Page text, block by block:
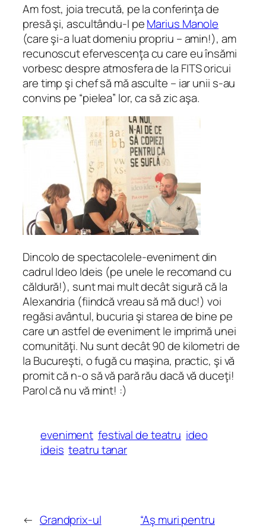
Am fost, joia trecută, pe la conferinţa de
presă şi, ascultându-l peMarius Manole
(care şi-a luat domeniu propriu – amin!), am
recunoscut efervescenţa cu care eu însămi
vorbesc despre atmosfera de la FITS oricui
are timp şi chef să mă asculte – iar unii s-au
convins pe “pielea” lor, ca să zic aşa.
Dincolo de spectacolele-eveniment din
cadrul Ideo Ideis (pe unele le recomand cu
căldură!), sunt mai mult decât sigură că la
Alexandria (fiindcă vreau să mă duc!) voi
regăsi avântul, bucuria şi starea de bine pe
care un astfel de eveniment le imprimă unei
comunităţi. Nu sunt decât 90 de kilometri de
la Bucureşti, o fugă cu maşina, practic, şi vă
promit că n-o să vă pară rău dacă vă duceţi!
Parol că nu vă mint! :)
eveniment festival de teatru ideo
ideis teatru tanar
← Grandprix-ul
“Aş muri pentru